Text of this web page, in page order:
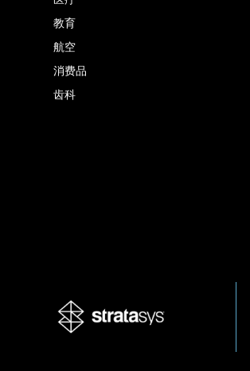
教育
航空
消费品
齿科